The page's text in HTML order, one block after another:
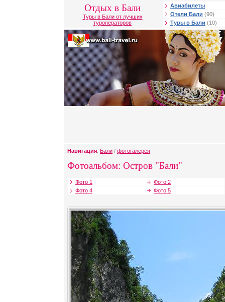
Отдых в Бали
Туры в Бали от лучших
туроператоров
Авиабилеты
Отели Бали (90)
Туры в Бали (10)
Навигация: Бали / фотогалерея
Фотоальбом: Остров "Бали"
Фото 1
Фото 2
Фото 4
Фото 5